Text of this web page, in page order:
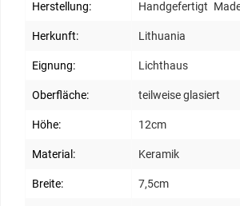
Herstellung: Handgefertigt
Herkunft: Lithuania
Eignung: Lichthaus
Oberfläche: teilweise glasiert
Höhe: 12cm
Material: Keramik
Breite: 7,5cm